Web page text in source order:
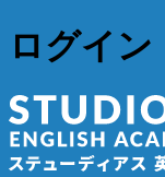
ログイン